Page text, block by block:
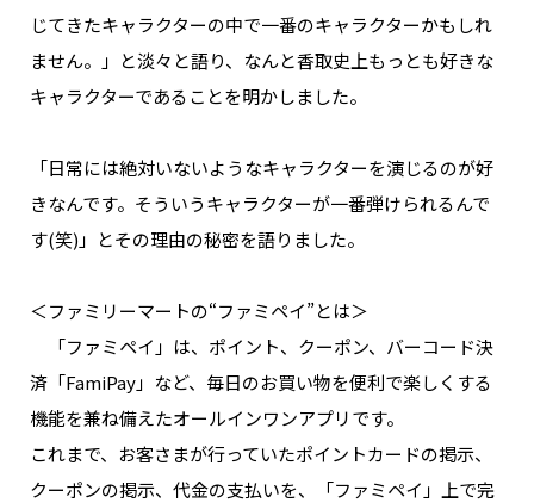
じてきたキャラクターの中で一番のキャラクターかもしれ
ません。」と淡々と語り、なんと香取史上もっとも好きな
キャラクターであることを明かしました。
「日常には絶対いないようなキャラクターを演じるのが好
きなんです。そういうキャラクターが一番弾けられるんで
す(笑)」とその理由の秘密を語りました。
＜ファミリーマートの“ファミペイ”とは＞
「ファミペイ」は、ポイント、クーポン、バーコード決
済「FamiPay」など、毎日のお買い物を便利で楽しくする
機能を兼ね備えたオールインワンアプリです。
これまで、お客さまが行っていたポイントカードの掲示、
クーポンの掲示、代金の支払いを、「ファミペイ」上で完